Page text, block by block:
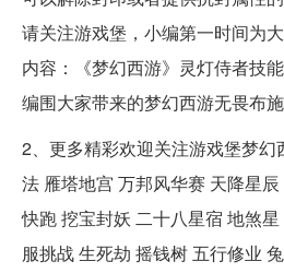
请关注游戏堡，小编第一时间为
内容：《梦幻西游》灵灯侍者技
编围大家带来的梦幻西游无畏布施
2、更多精彩欢迎关注游戏堡梦
法 雁塔地宫 万邦风华赛 天降星
快跑 挖宝封妖 二十八星宿 地煞
服挑战 生死劫 摇钱树 五行修业